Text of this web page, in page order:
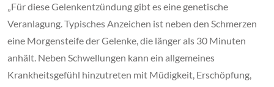
„Für diese Gelenkentzündung gibt es eine genetische
Veranlagung. Typisches Anzeichen ist neben den Schmerzen
eine Morgensteife der Gelenke, die länger als 30 Minuten
anhält. Neben Schwellungen kann ein allgemeines
Krankheitsgefühl hinzutreten mit Müdigkeit, Erschöpfung,